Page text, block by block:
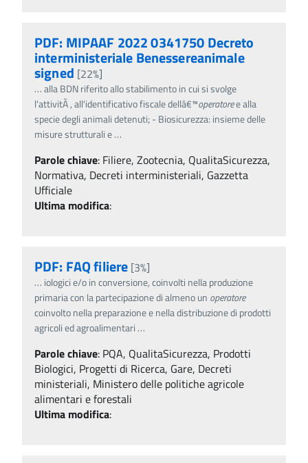
PDF: MIPAAF 2022 0341750 Decreto
interministeriale Benessereanimale
signed [22%]
…alla BDN riferito allo stabilimento in cui si svolge
l'attivitÃ , all'identificativo fiscale dellâ€™operatoree alla
specie degli animali detenuti; - Biosicurezza: insieme delle
misure strutturali e…
Parole chiave: Filiere, Zootecnia, QualitaSicurezza,
Normativa, Decreti interministeriali, Gazzetta
Ufficiale
Ultima modifica:
PDF: FAQ filiere [3%]
… iologici e/o in conversione, coinvolti nella produzione
primaria con la partecipazione di almeno un operatore
coinvolto nella preparazione e nella distribuzione di prodotti
agricoli ed agroalimentari …
Parole chiave: PQA, QualitaSicurezza, Prodotti
Biologici, Progetti di Ricerca, Gare, Decreti
ministeriali, Ministero delle politiche agricole
alimentari e forestali
Ultima modifica: